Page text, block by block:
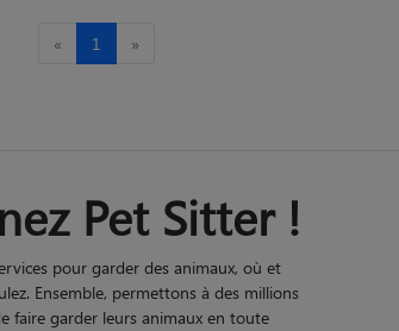
« 1 »
Pet Sitter !
pour garder des animaux, où et
Ensemble, permettons à des millions
faire garder leurs animaux en toute